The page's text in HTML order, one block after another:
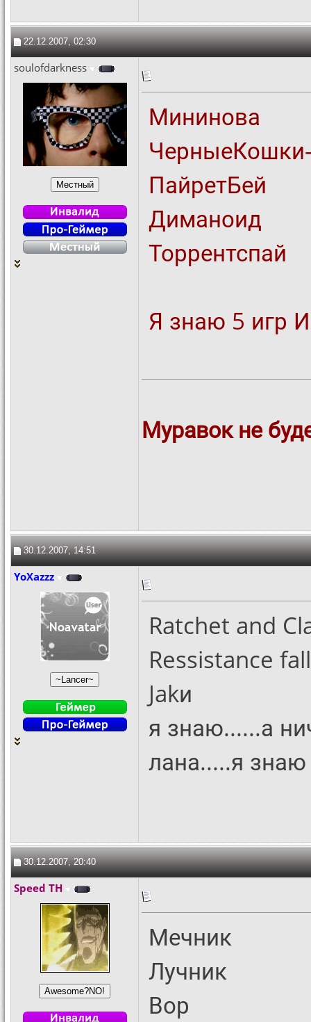
22.12.2007, 02:30
soulofdarkness
Мининова
ПайретБей
Диманоид
Торрентспай
Я знаю 5 игр
Муравок не
30.12.2007, 14:51
YoXazzz
Ratchet and
Ressistance
Jakи
я знаю......а
лана.....я
30.12.2007, 20:40
Speed TH
Мечник
Лучник
Вор